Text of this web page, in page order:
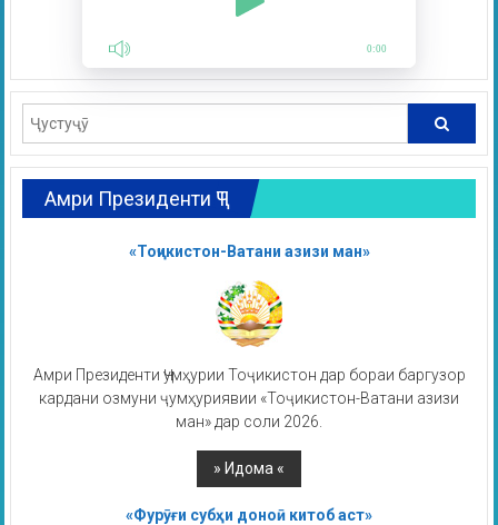
0:00
Амри Президенти ҶТ
«Тоҷикистон-Ватани азизи ман»
Амри Президенти Ҷумҳурии Тоҷикистон дар бораи баргузор
кардани озмуни ҷумҳуриявии «Тоҷикистон-Ватани азизи
ман» дар соли 2026.
«Фурӯғи субҳи доноӣ китоб аст»